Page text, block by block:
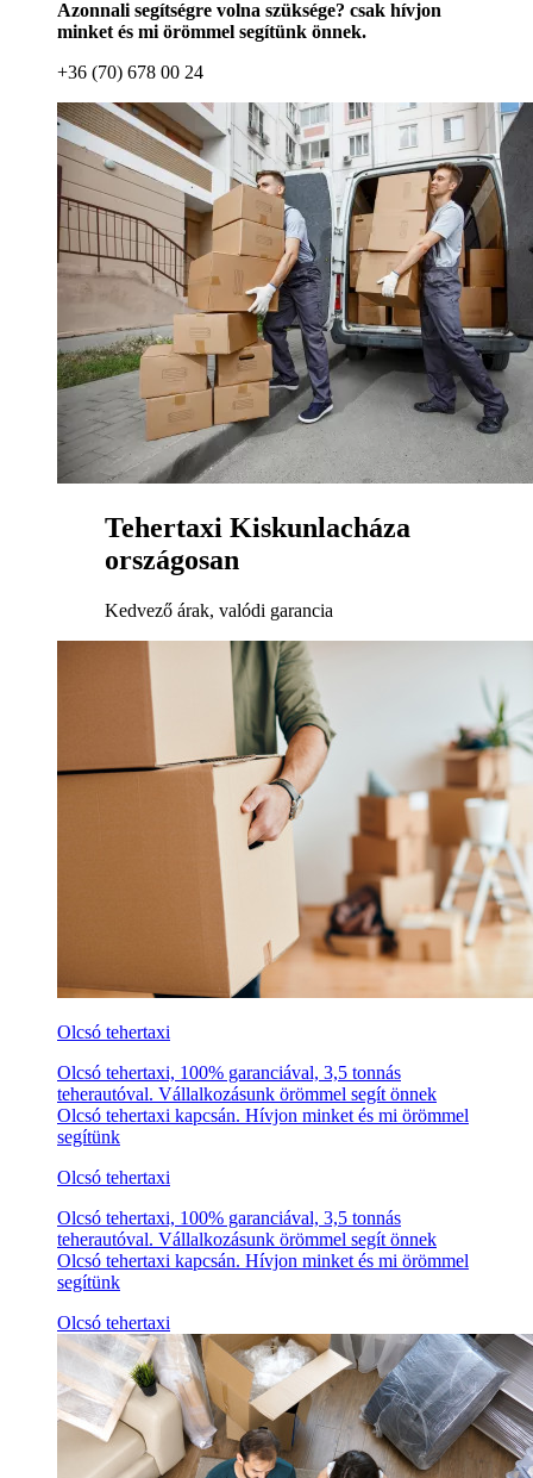
Azonnali segítségre volna szüksége? csak hívjon
minket és mi örömmel segítünk önnek.
+36 (70) 678 00 24
Tehertaxi Kiskunlacháza
országosan
Kedvező árak, valódi garancia
Olcsó tehertaxi
Olcsó tehertaxi, 100% garanciával, 3,5 tonnás
teherautóval. Vállalkozásunk örömmel segít önnek
Olcsó tehertaxi kapcsán. Hívjon minket és mi örömmel
segítünk
Olcsó tehertaxi
Olcsó tehertaxi, 100% garanciával, 3,5 tonnás
teherautóval. Vállalkozásunk örömmel segít önnek
Olcsó tehertaxi kapcsán. Hívjon minket és mi örömmel
segítünk
Olcsó tehertaxi